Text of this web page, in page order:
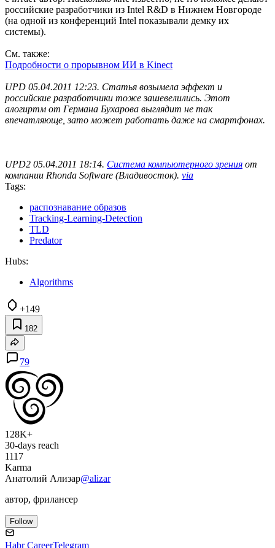
российские разработчики из Intel R&D в Нижнем Новгороде
(на одной из конференций Intel показывали демку их
системы).
См. также:
Подробности о прорывном ИИ в Kinect
UPD 05.04.2011 12:23. Статья возымела эффект и
российские разработчики тоже зашевелились. Этот
алогиртм от Германа Бухарова выглядит не так
впечатляюще, зато может работать даже на смартфонах.
UPD2 05.04.2011 18:14. Система компьютерного зрения от
компании Rhonda Software (Владивосток). via
Tags:
распознавание образов
Tracking-Learning-Detection
TLD
Predator
Hubs:
Algorithms
+149
182
79
128K+
30-days reach
1117
Karma
Анатолий Ализар@alizar
автор, фрилансер
Follow
Habr CareerTelegram